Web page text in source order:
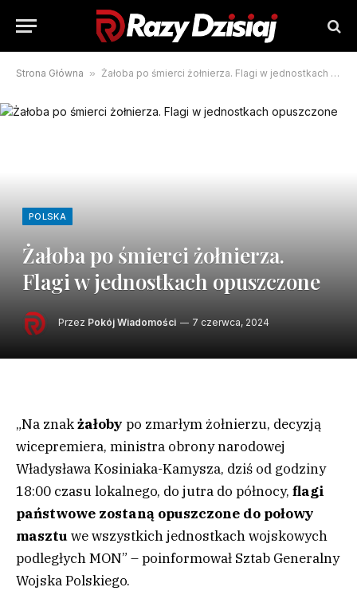
Strona Główna » Żałoba po śmierci żołnierza. Flagi w jednostkach opuszczone
POLSKA
Żałoba po śmierci żołnierza.
Flagi w jednostkach opuszczone
Przez Pokój Wiadomości 7 czerwca, 2024
„Na znakżałoby po zmarłym żołnierzu, decyzją
wicepremiera, ministra obrony narodowej
Władysława Kosiniaka-Kamysza, dziś od godziny
18:00 czasu lokalnego, do jutra do północy, flagi
państwowe zostaną opuszczone do połowy
masztuwe wszystkich jednostkach wojskowych
podległych MON” – poinformował Sztab Generalny
Wojska Polskiego.